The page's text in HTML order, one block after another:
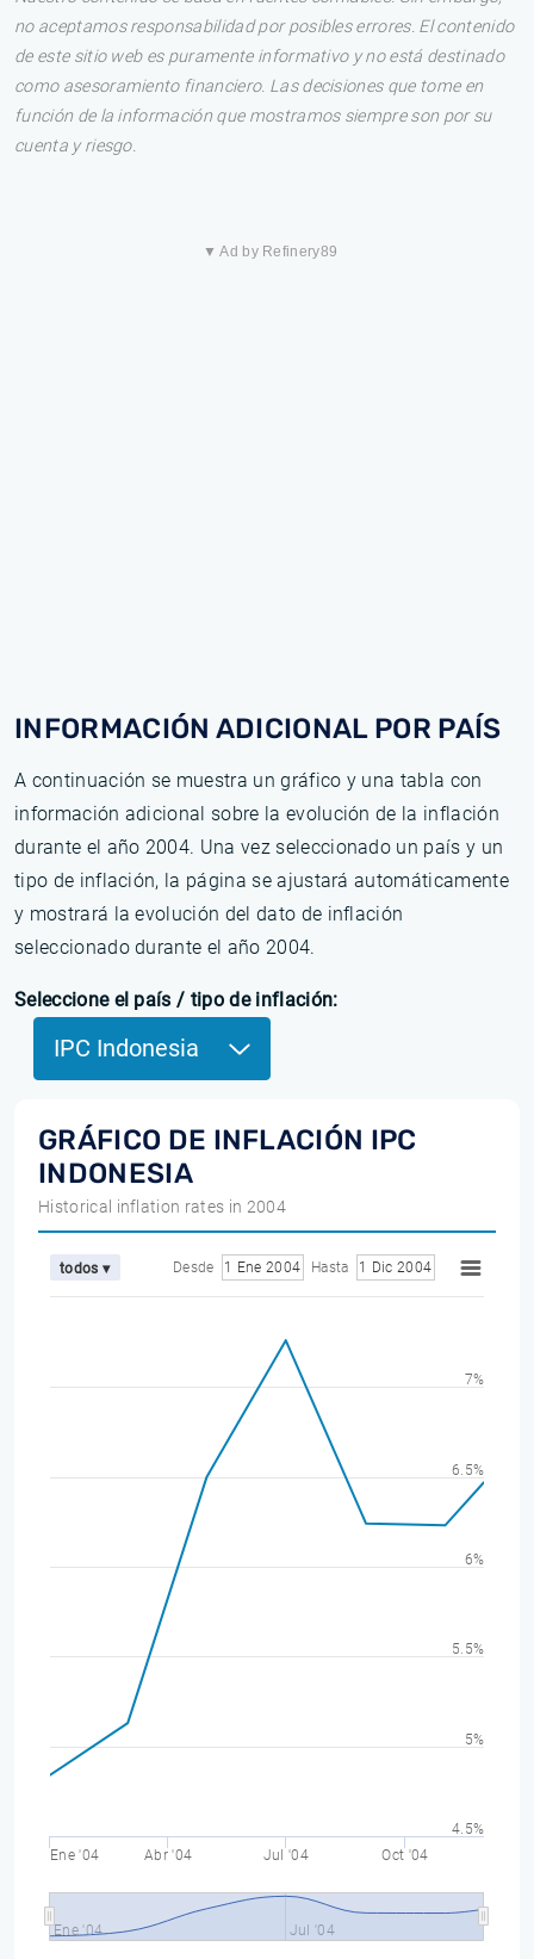
no aceptamos responsabilidad por posibles errores. El contenido
de este sitio web es puramente informativo y no está destinado
como asesoramiento financiero. Las decisiones que tome en
función de la información que mostramos siempre son por su
cuenta y riesgo.
▼ Ad by Refinery89
INFORMACIÓN ADICIONAL POR PAÍS
A continuación se muestra un gráfico y una tabla con
información adicional sobre la evolución de la inflación
durante el año 2004. Una vez seleccionado un país y un
tipo de inflación, la página se ajustará automáticamente
y mostrará la evolución del dato de inflación
seleccionado durante el año 2004.
Seleccione el país / tipo de inflación:
IPC Indonesia
GRÁFICO DE INFLACIÓN IPC
INDONESIA
Historical inflation rates in 2004
todos ▾ Desde 1 Ene 2004 Hasta 1 Dic 2004
Ene '04 Abr '04 Jul '04 Oct '04
Ene '04 Jul '04
4.5%
5%
5.5%
6%
6.5%
7%